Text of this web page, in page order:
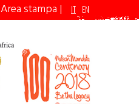
IT EN
Area stampa |